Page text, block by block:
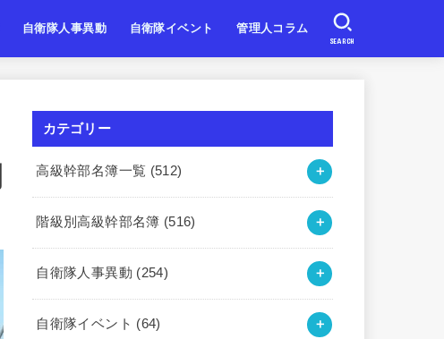
自衛隊人事異動 自衛隊イベント 管理人コラム
SEARCH
カテゴリー
高級幹部名簿一覧 (512)
階級別高級幹部名簿 (516)
自衛隊人事異動 (254)
自衛隊イベント (64)